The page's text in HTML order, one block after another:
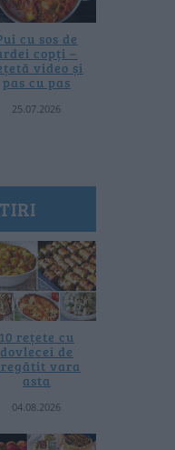
cu sos de
copți –
video și
pas cu pas
25.07.2026
10 rețete cu
dovlecei de
vara
asta
04.08.2026